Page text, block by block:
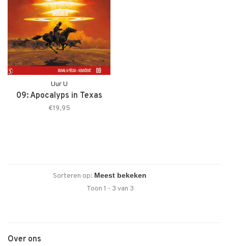
Uur U
09: Apocalyps in Texas
€19,95
Sorteren op:
Toon 1 - 3 van 3
Over ons